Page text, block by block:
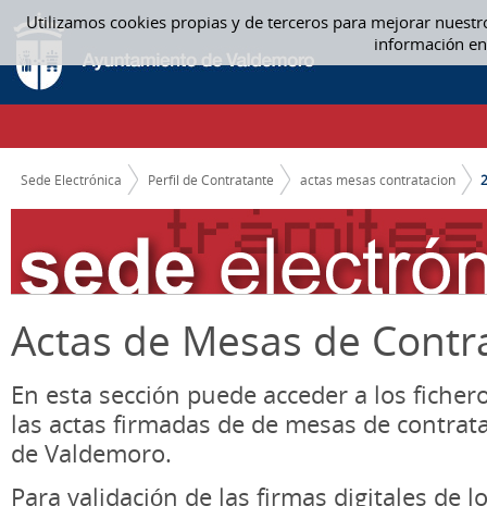
Utilizamos cookies propias y de terceros para mejorar
información
Saltar al contenido
2015 - ACTAS MESAS CONTRATACION
CAMINO DE MIGAS
Sede Electrónica Perfil de Contratante actas mesas contratacion
Actas de Mesas de
En esta sección puede acceder a los
las actas firmadas de de mesas de
de Valdemoro.
Para validación de las firmas digitales de